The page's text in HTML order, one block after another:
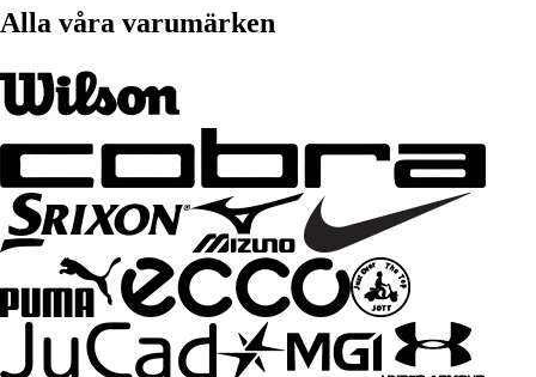
Alla våra varumärken